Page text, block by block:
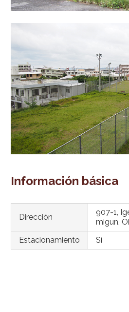
Información básica
Dirección
907-1,
migun,
Estacionamiento
Sí